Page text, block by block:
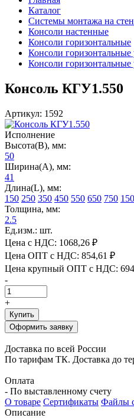
Каталог
Системы монтажа на
Консоли настенные
Консоли горизонтальные
Консоли
Консоли
Консоль КГУ1.550
Артикул: 1592
Исполнение
Высота(В), мм:
50
Ширина(А), мм:
41
Длина(L), мм:
150 250 350 450 550 650 750
Толщина, мм:
2.5
Ед.изм.: шт.
Цена с НДС: 1068,26 ₽
Цена ОПТ с НДС: 854,61 ₽
Цена крупный ОПТ с НДС:
-
+
Купить
Оформить заявку
Доставка по всей России
По тарифам ТК. Доставка до
Оплата
- По выставленному счету
О товаре Сертификаты Файлы
Описание